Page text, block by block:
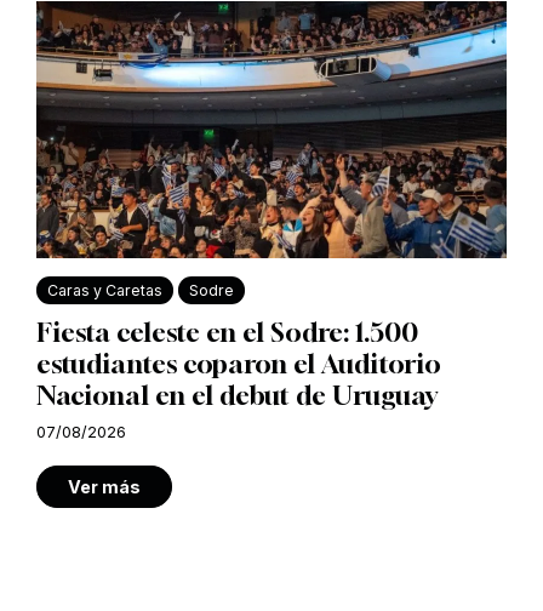
Caras y Caretas Sodre
Fiesta celeste en el Sodre: 1.500
estudiantes coparon el Auditorio
Nacional en el debut de Uruguay
07/08/2026
Ver más